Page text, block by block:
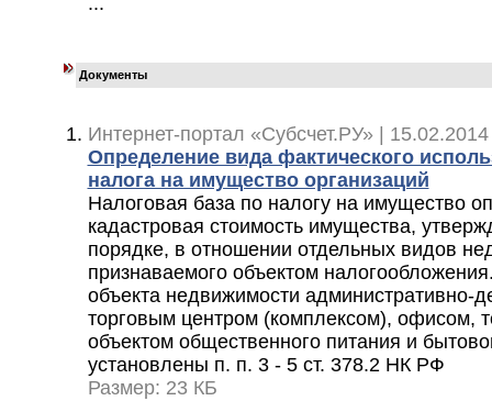
Документы
Интернет-портал «Субсчет.РУ» |
Определение вида фактического
налога на имущество организаций
Налоговая база по налогу на имущество
кадастровая стоимость имущества,
порядке, в отношении отдельных видов
признаваемого объектом
объекта недвижимости административно-
торговым центром (комплексом), офисом,
объектом общественного питания и
установлены п. п. 3 - 5 ст. 378.2 НК РФ
Размер: 23 КБ